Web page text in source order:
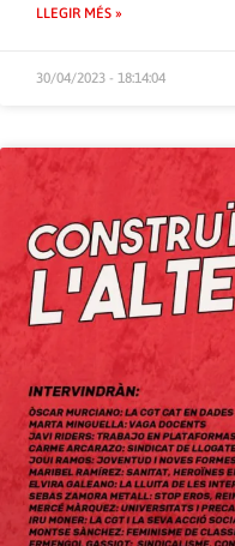
LLEGIR MÉS »
30/04/2023 - 18:14:04